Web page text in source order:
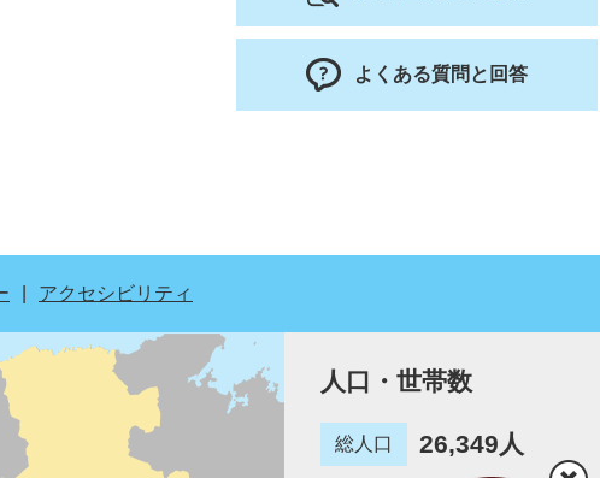
よくある質問と回答
アクセシビリティ
人口・世帯数
総人口 26,349人